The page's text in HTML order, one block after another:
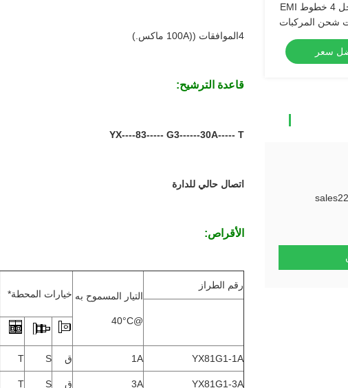
مرشح 200A ثلاثي المراحل 4 خطوط EMI
شحن المركبات
للسيارات
سعر
4الموافقات ((100A ماكس.)
قاعدة الترشيح:
YX----83----- G3------30A----- T
اتصال حالي للدارة
الأقراص:
رقم الطراز
التيار المسموح به
@40°C
خيارات المحطة*
YX81G1-1A
1A ق S
T
YX81G1-3A
3A ق S
T